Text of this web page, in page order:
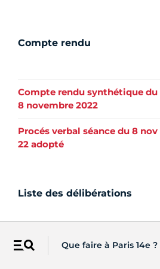
Menu Que faire à Paris 14e ?
Compte rendu
Compte rendu synthétique du
8 novembre 2022
Procés verbal séance du 8 nov
22 adopté
Liste des délibérations
Liste délibérations CA du 8 11